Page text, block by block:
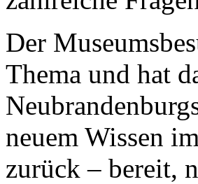
Der
Thema und hat
neuem Wissen
zurück – bereit,